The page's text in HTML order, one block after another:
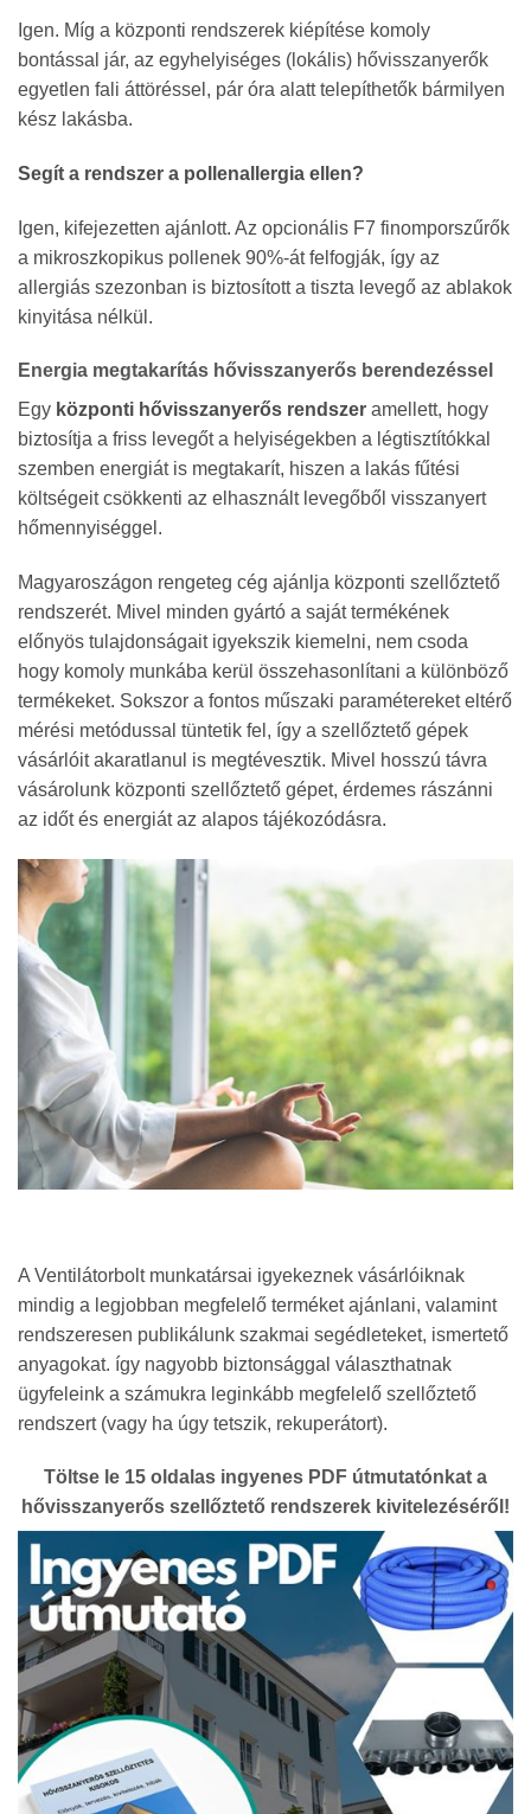
Igen. Míg a központi rendszerek kiépítése komoly
bontással jár, az egyhelyiséges (lokális) hővisszanyerők
egyetlen fali áttöréssel, pár óra alatt telepíthetők bármilyen
kész lakásba.
Segít a rendszer a pollenallergia ellen?
Igen, kifejezetten ajánlott. Az opcionális F7 finomporszűrők
a mikroszkopikus pollenek 90%-át felfogják, így az
allergiás szezonban is biztosított a tiszta levegő az ablakok
kinyitása nélkül.
Energia megtakarítás hővisszanyerős berendezéssel
Egy központi hővisszanyerős rendszer amellett, hogy
biztosítja a friss levegőt a helyiségekben a légtisztítókkal
szemben energiát is megtakarít, hiszen a lakás fűtési
költségeit csökkenti az elhasznált levegőből visszanyert
hőmennyiséggel.
Magyaroszágon rengeteg cég ajánlja központi szellőztető
rendszerét. Mivel minden gyártó a saját termékének
előnyös tulajdonságait igyekszik kiemelni, nem csoda
hogy komoly munkába kerül összehasonlítani a különböző
termékeket. Sokszor a fontos műszaki paramétereket eltérő
mérési metódussal tüntetik fel, így a szellőztető gépek
vásárlóit akaratlanul is megtévesztik. Mivel hosszú távra
vásárolunk központi szellőztető gépet, érdemes rászánni
az időt és energiát az alapos tájékozódásra.
A Ventilátorbolt munkatársai igyekeznek vásárlóiknak
mindig a legjobban megfelelő terméket ajánlani, valamint
rendszeresen publikálunk szakmai segédleteket, ismertető
anyagokat. így nagyobb biztonsággal választhatnak
ügyfeleink a számukra leginkább megfelelő szellőztető
rendszert (vagy ha úgy tetszik, rekuperátort).
Töltse le 15 oldalas ingyenes PDF útmutatónkat a
hővisszanyerős szellőztető rendszerek kivitelezéséről!